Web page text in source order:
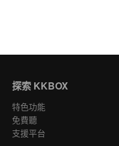
探索 KKBOX
特色功能
免費聽
支援平台